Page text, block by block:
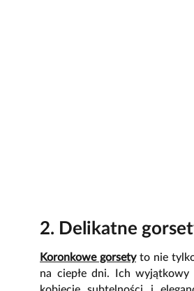
2. Delikatne
Koronkowe gorsetyto nie tylko
na ciepłe dni. Ich wyjątkowy